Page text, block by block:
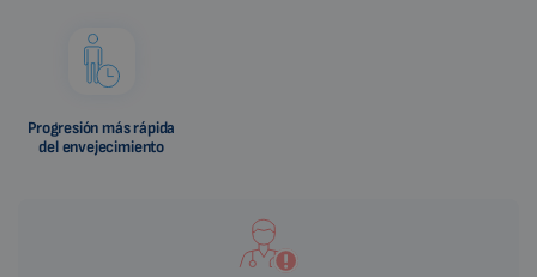
Progresión más rápida
del envejecimiento